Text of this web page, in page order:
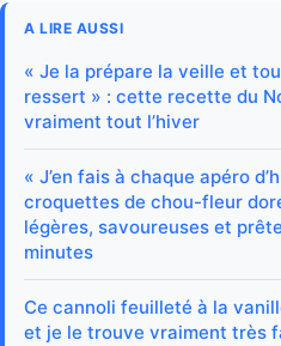
A LIRE AUSSI
« Je la prépare la veille et
ressert » : cette recette du
vraiment tout l’hiver
« J’en fais à chaque apéro
croquettes de chou-fleur
légères, savoureuses et
minutes
Ce cannoli feuilleté à la
et je le trouve vraiment très